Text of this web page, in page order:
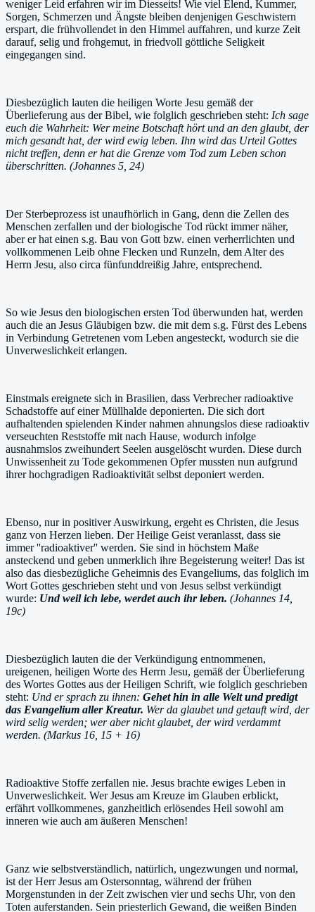
weniger Leid erfahren wir im Diesseits! Wie viel Elend, Kummer,
Sorgen, Schmerzen und Ängste bleiben denjenigen Geschwistern
erspart, die frühvollendet in den Himmel auffahren, und kurze Zeit
darauf, selig und frohgemut, in friedvoll göttliche Seligkeit
eingegangen sind.
Diesbezüglich lauten die heiligen Worte Jesu gemäß der
Überlieferung aus der Bibel, wie folglich geschrieben steht: Ich sage
euch die Wahrheit: Wer meine Botschaft hört und an den glaubt, der
mich gesandt hat, der wird ewig leben. Ihn wird das Urteil Gottes
nicht treffen, denn er hat die Grenze vom Tod zum Leben schon
überschritten. (Johannes 5, 24)
Der Sterbeprozess ist unaufhörlich in Gang, denn die Zellen des
Menschen zerfallen und der biologische Tod rückt immer näher,
aber er hat einen s.g. Bau von Gott bzw. einen verherrlichten und
vollkommenen Leib ohne Flecken und Runzeln, dem Alter des
Herrn Jesu, also circa fünfunddreißig Jahre, entsprechend.
So wie Jesus den biologischen ersten Tod überwunden hat, werden
auch die an Jesus Gläubigen bzw. die mit dem s.g. Fürst des Lebens
in Verbindung Getretenen vom Leben angesteckt, wodurch sie die
Unverweslichkeit erlangen.
Einstmals ereignete sich in Brasilien, dass Verbrecher radioaktive
Schadstoffe auf einer Müllhalde deponierten. Die sich dort
aufhaltenden spielenden Kinder nahmen ahnungslos diese radioaktiv
verseuchten Reststoffe mit nach Hause, wodurch infolge
ausnahmslos zweihundert Seelen ausgelöscht wurden. Diese durch
Unwissenheit zu Tode gekommenen Opfer mussten nun aufgrund
ihrer hochgradigen Radioaktivität selbst deponiert werden.
Ebenso, nur in positiver Auswirkung, ergeht es Christen, die Jesus
ganz von Herzen lieben. Der Heilige Geist veranlasst, dass sie
immer ''radioaktiver'' werden. Sie sind in höchstem Maße
ansteckend und geben unmerklich ihre Begeisterung weiter! Das ist
also das diesbezügliche Geheimnis des Evangeliums, das folglich im
Wort Gottes geschrieben steht und von Jesus selbst verkündigt
wurde: Und weil ich lebe, werdet auch ihr leben. (Johannes 14,
19c)
Diesbezüglich lauten die der Verkündigung entnommenen,
ureigenen, heiligen Worte des Herrn Jesu, gemäß der Überlieferung
des Wortes Gottes aus der Heiligen Schrift, wie folglich geschrieben
steht: Und er sprach zu ihnen: Gehet hin in alle Welt und predigt
das Evangelium aller Kreatur. Wer da glaubet und getauft wird, der
wird selig werden; wer aber nicht glaubet, der wird verdammt
werden. (Markus 16, 15 + 16)
Radioaktive Stoffe zerfallen nie. Jesus brachte ewiges Leben in
Unverweslichkeit. Wer Jesus am Kreuze im Glauben erblickt,
erfährt vollkommenes, ganzheitlich erlösendes Heil sowohl am
inneren wie auch am äußeren Menschen!
Ganz wie selbstverständlich, natürlich, ungezwungen und normal,
ist der Herr Jesus am Ostersonntag, während der frühen
Morgenstunden in der Zeit zwischen vier und sechs Uhr, von den
Toten auferstanden. Sein priesterlich Gewand, die weißen Binden